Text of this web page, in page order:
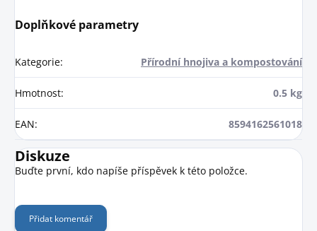
Doplňkové parametry
Kategorie: Přírodní hnojiva a kompostování
Hmotnost: 0.5 kg
EAN: 8594162561018
Diskuze
Buďte první, kdo napíše příspěvek k této položce.
Přidat komentář